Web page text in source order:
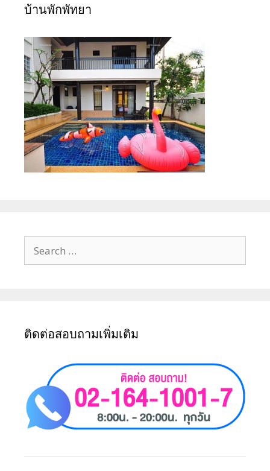
บ้านพักพัทยา
ติดต่อสอบถามเพิ่มเติม